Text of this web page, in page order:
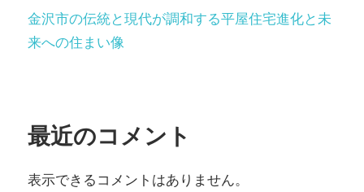
金沢市の伝統と現代が調和する平屋住宅進化と未
来への住まい像
最近のコメント
表示できるコメントはありません。